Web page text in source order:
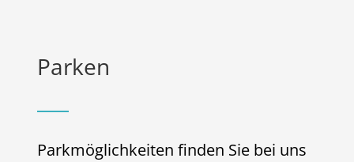
Parken
Parkmöglichkeiten finden Sie bei uns